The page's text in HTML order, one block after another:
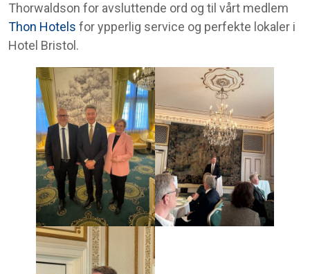
Thorwaldson for avsluttende ord og til vårt medlem
Thon Hotels for ypperlig service og perfekte lokaler i
Hotel Bristol.